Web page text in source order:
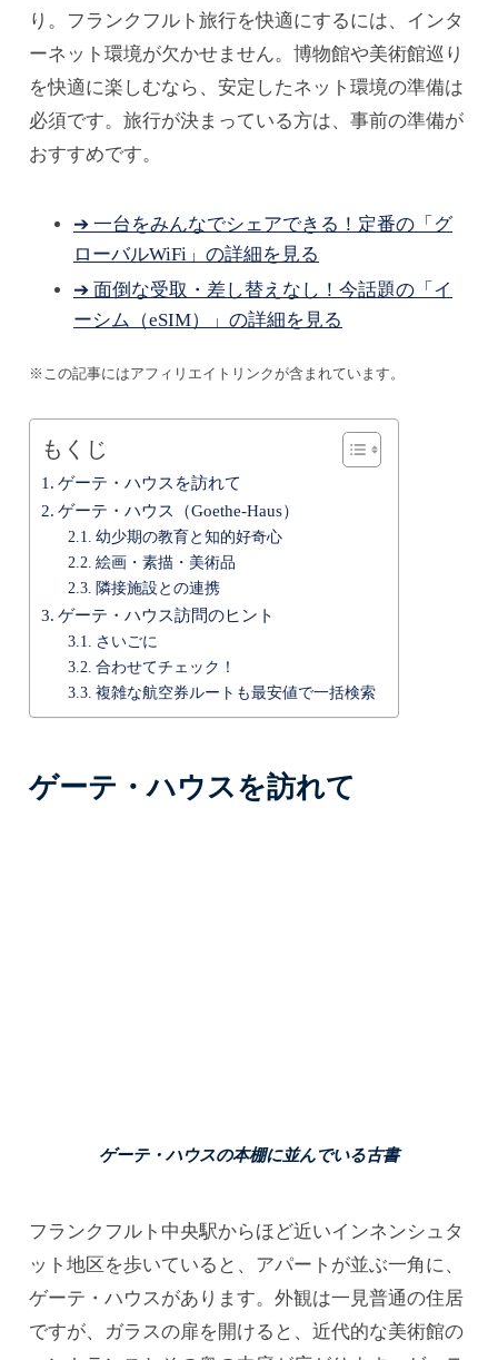
り。フランクフルト旅行を快適にするには、インタ
ーネット環境が欠かせません。博物館や美術館巡り
を快適に楽しむなら、安定したネット環境の準備は
必須です。旅行が決まっている方は、事前の準備が
おすすめです。
➔ 一台をみんなでシェアできる！定番の「グ
ローバルWiFi」の詳細を見る
➔ 面倒な受取・差し替えなし！今話題の「イ
ーシム（eSIM）」の詳細を見る
※この記事にはアフィリエイトリンクが含まれています。
もくじ
ゲーテ・ハウスを訪れて
ゲーテ・ハウス（Goethe-Haus）
幼少期の教育と知的好奇心
絵画・素描・美術品
隣接施設との連携
ゲーテ・ハウス訪問のヒント
さいごに
合わせてチェック！
複雑な航空券ルートも最安値で一括検索
ゲーテ・ハウスを訪れて
ゲーテ・ハウスの本棚に並んでいる古書
フランクフルト中央駅からほど近いインネンシュタ
ット地区を歩いていると、アパートが並ぶ一角に、
ゲーテ・ハウスがあります。外観は一見普通の住居
ですが、ガラスの扉を開けると、近代的な美術館の